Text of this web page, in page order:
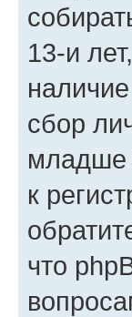
13-и
сбор
младше
к
что